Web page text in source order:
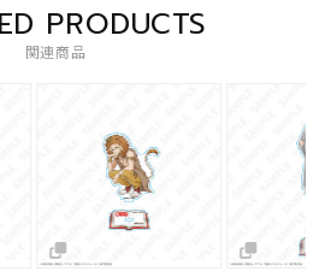
PRODUCTS
関連商品